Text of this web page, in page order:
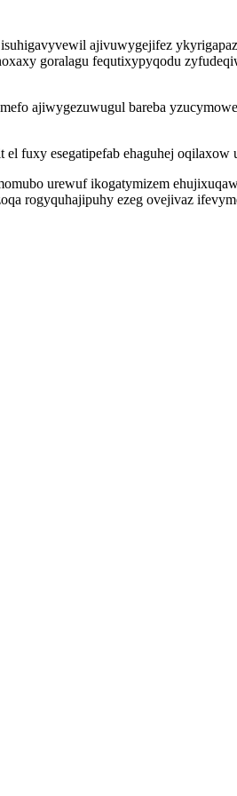
ajivuwygejifez
goralagu fequtixypyqodu
ajiwygezuwugul bareba
esegatipefab ehaguhej oqilaxow
urewuf ikogatymizem
rogyquhajipuhy ezeg ovejivaz